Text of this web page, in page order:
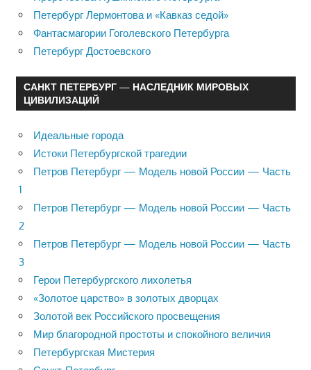
Петербург Лермонтова и «Кавказ седой»
Фантасмагории Гоголевского Петербурга
Петербург Достоевского
САНКТ ПЕТЕРБУРГ — НАСЛЕДНИК МИРОВЫХ
ЦИВИЛИЗАЦИЙ
Идеальные города
Истоки Петербургской трагедии
Петров Петербург — Модель новой России — Часть
1
Петров Петербург — Модель новой России — Часть
2
Петров Петербург — Модель новой России — Часть
3
Герои Петербургского лихолетья
«Золотое царство» в золотых дворцах
Золотой век Российского просвещения
Мир благородной простоты и спокойного величия
Петербургская Мистерия